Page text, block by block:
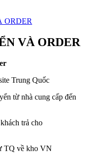
ORDER
VÀ ORDER
Trung Quốc
từ nhà cung cấp đến
trả cho
TQ về kho VN